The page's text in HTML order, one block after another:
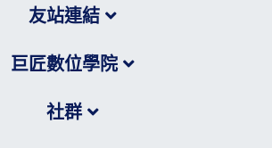
友站連結
巨匠數位學院
社群